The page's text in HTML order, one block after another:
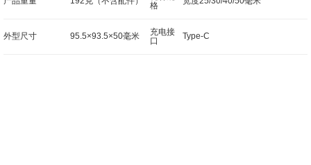
格
外型尺寸 95.5×93.5×50毫米
充电接
口
Type-C